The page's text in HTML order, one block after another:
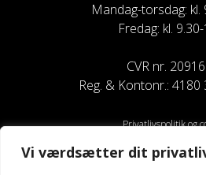
Vi værdsætter dit
Mandag-torsdag: kl.
Fredag: kl.
CVR nr.
Reg. & Kontonr.:
Privatlivspolitik og
Shortcuts